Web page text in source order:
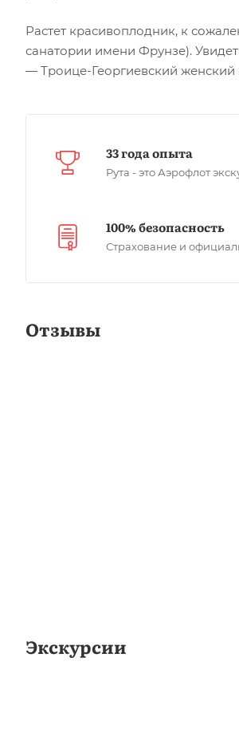
Растет красивоплодник, к
санатории имени Фрунзе).
— Троице-Георгиевский женский
33 года опыта
Рута - это Аэрофлот
100% безопасность
Страхование и
Отзывы
Экскурсии